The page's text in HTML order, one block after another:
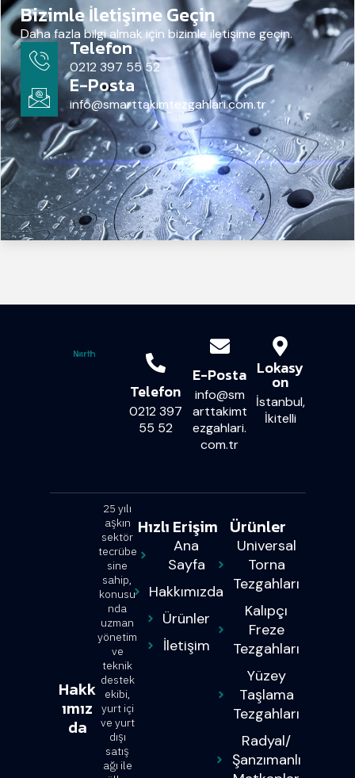
Bizimle İletişime Geçin
Daha fazla bilgi almak için bizimle iletişime geçin.
Telefon
0212 397 55 52
E-Posta
info@smarttakimtezgahlari.com.tr
Telefon
0212 397
55 52
E-Posta
info@sm
arttakimt
ezgahlari.
com.tr
Lokasy
on
İstanbul,
İkitelli
Hakk
ımız
da
25 yılı
aşkın
sektör
tecrübe
sine
sahip,
konusu
nda
uzman
yönetim
ve
teknik
destek
ekibi,
yurt içi
ve yurt
dışı
satış
ağı ile
Hızlı Erişim
Ana
Sayfa
Hakkımızda
Ürünler
İletişim
Ürünler
Universal
Torna
Tezgahları
Kalıpçı
Freze
Tezgahları
Yüzey
Taşlama
Tezgahları
Radyal/
Şanzımanlı